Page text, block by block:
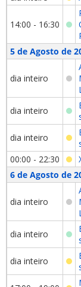
14:00 - 16:30
5 de Agosto de
dia inteiro
dia inteiro
dia inteiro
00:00 - 22:30
6 de Agosto de
dia inteiro
dia inteiro
dia inteiro